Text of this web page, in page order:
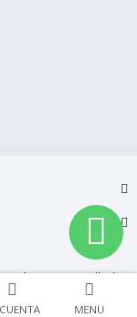
MENU
Desarrollado